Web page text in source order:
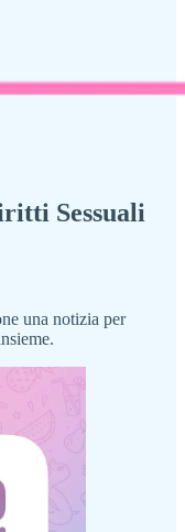
Sessuali
una notizia per